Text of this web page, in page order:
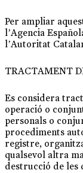
Per ampliar
l’Agencia
l’Autoritat
TRACTAMENT
Es considera
operació o
personals o
procediments
registre,
qualsevol altra
destrucció de les